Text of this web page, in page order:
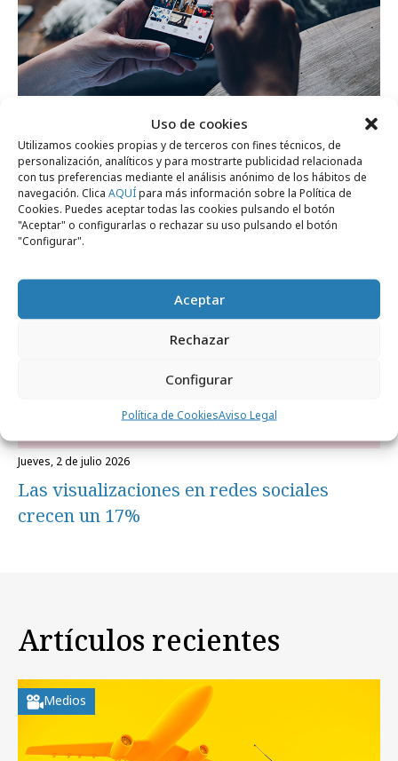
Uso de cookies
Utilizamos cookies propias y de terceros con fines técnicos, de
personalización, analíticos y para mostrarte publicidad relacionada
con tus preferencias mediante el análisis anónimo de los hábitos de
navegación. Clica AQUÍpara más información sobre la Política de
Cookies. Puedes aceptar todas las cookies pulsando el botón
"Aceptar" o configurarlas o rechazar su uso pulsando el botón
"Configurar".
Aceptar
Rechazar
Configurar
Política de CookiesAviso Legal
1 de cada 4 usuarios de redes compra
directamente dentro de ellas
Formación y estudios
jueves, 2 de julio 2026
Las visualizaciones en redes sociales
crecen un 17%
Artículos recientes
Medios